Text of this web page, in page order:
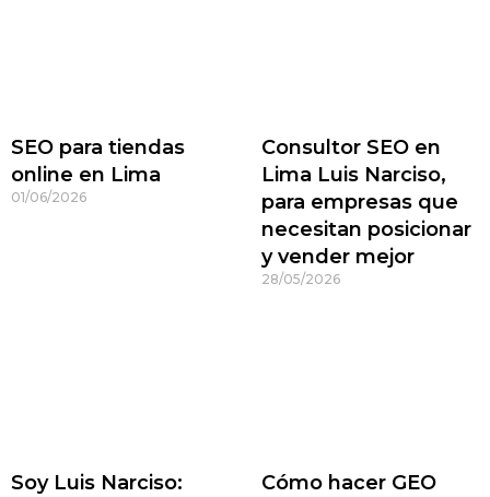
SEO para tiendas
online en Lima
01/06/2026
Consultor SEO en
Lima Luis Narciso,
para empresas que
necesitan posicionar
y vender mejor
28/05/2026
Soy Luis Narciso:
Cómo hacer GEO